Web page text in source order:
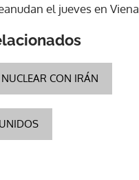
el jueves en Viena.
CON IRÁN